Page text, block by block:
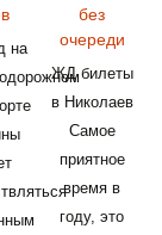
на
без
очереди
ЖД билеты
в Николаев
Самое
приятное
время в
году, это